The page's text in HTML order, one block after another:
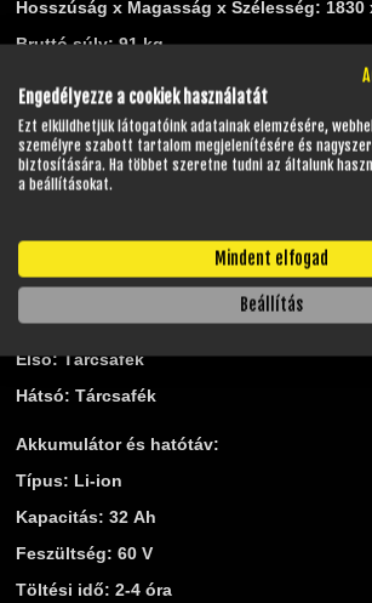
Hosszúság x Magasság x Szélesség: 1830
Bruttó súly: 91 kg
Kerék és gumi méretek:
Első kerék: 12"
Hátsó kerék: 12"
Gumi méret hátsó: 90/70
Fékrendszer:
Első: Tárcsafék
Hátsó: Tárcsafék
Akkumulátor és hatótáv:
Típus: Li-ion
Kapacitás: 32 Ah
Feszültség: 60 V
Töltési idő: 2-4 óra
Engedélyezze a cookiek használatát
Ezt elküldhetjük látogatóink adatainak elemzésére,
személyre szabott tartalom megjelenítésére és
biztosítására. Ha többet szeretne tudni az általunk
a beállításokat.
Mindent elfogad
Beállítás